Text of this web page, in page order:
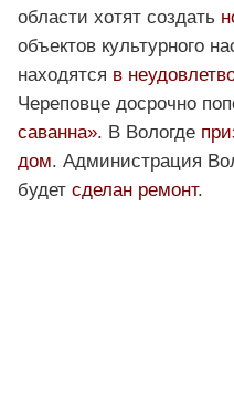
области хотят создать
объектов культурного
находятся в
Череповце досрочно
саванна». В Вологде
дом. Администрация
будет сделан ремонт.